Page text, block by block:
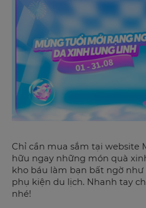
0799 33 86 88
Chỉ cần mua sắm tại website
hữu ngay những món quà
kho báu làm bạn bất ngờ như
phụ kiện du lịch. Nhanh tay
nhé!